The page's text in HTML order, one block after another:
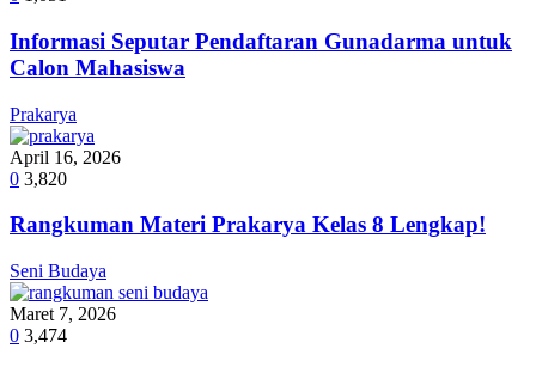
Informasi Seputar Pendaftaran Gunadarma untuk
Calon Mahasiswa
Prakarya
April 16, 2026
0 3,820
Rangkuman Materi Prakarya Kelas 8 Lengkap!
Seni Budaya
Maret 7, 2026
0 3,474